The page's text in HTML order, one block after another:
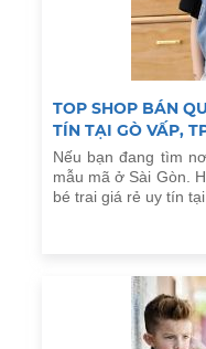
TOP SHOP BÁN
TÍN TẠI GÒ VẤP,
Nếu bạn đang tìm
mẫu mã ở Sài Gòn.
bé trai giá rẻ uy tín